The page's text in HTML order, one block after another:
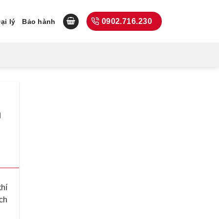
lý Bảo hành 0902.716.230